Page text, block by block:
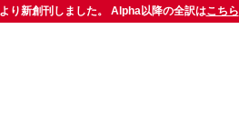
り新創刊しました。 Alpha以降の全訳はこちら
り新創刊しました。 Alpha以降の全訳はこちら